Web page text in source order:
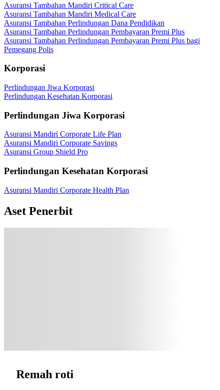
Asuransi Tambahan Mandiri Critical Care
Asuransi Tambahan Mandiri Medical Care
Asuransi Tambahan Perlindungan Dana Pendidikan
Asuransi Tambahan Perlindungan Pembayaran Premi Plus
Asuransi Tambahan Perlindungan Pembayaran Premi Plus bagi
Pemegang Polis
Korporasi
Perlindungan Jiwa Korporasi
Perlindungan Kesehatan Korporasi
Perlindungan Jiwa Korporasi
Asuransi Mandiri Corporate Life Plan
Asuransi Mandiri Corporate Savings
Asuransi Group Shield Pro
Perlindungan Kesehatan Korporasi
Asuransi Mandiri Corporate Health Plan
Aset Penerbit
Remah roti